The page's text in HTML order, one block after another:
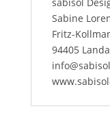
Sabine
Fritz-
94405